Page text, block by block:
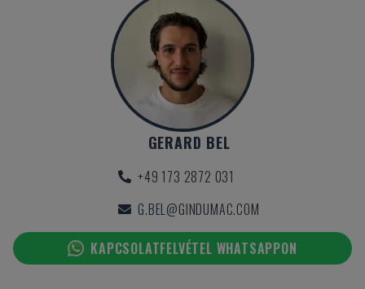
GERARD BEL
+49 173 2872 031
G.BEL@GINDUMAC.COM
KAPCSOLATFELVÉTEL WHATSAPPON